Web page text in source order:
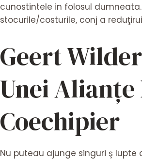
cunostintele in folosul
stocurile/costurile, conj a
Geert
Unei
Coechipier
Nu puteau ajunge singuri ş